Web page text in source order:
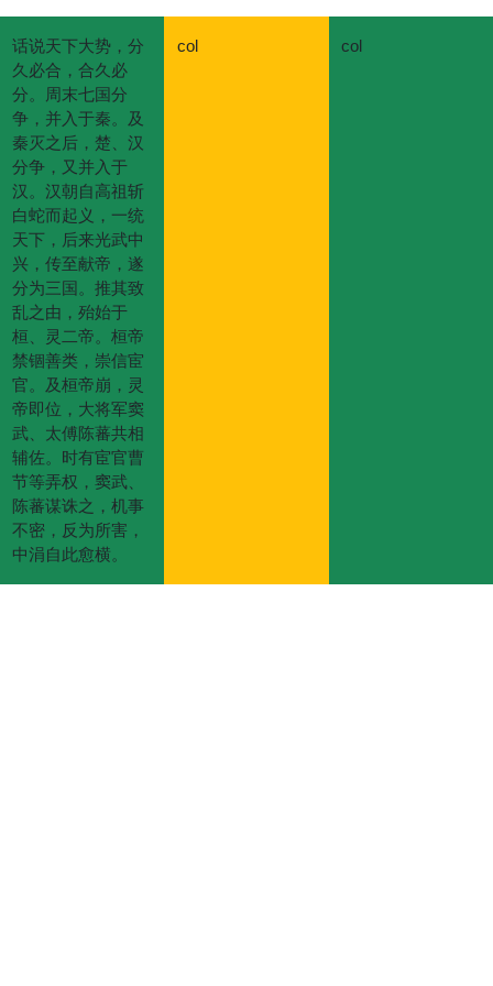
话说天下大势，分
久必合，合久必
分。周末七国分
争，并入于秦。及
秦灭之后，楚、汉
分争，又并入于
汉。汉朝自高祖斩
白蛇而起义，一统
天下，后来光武中
兴，传至献帝，遂
分为三国。推其致
乱之由，殆始于
桓、灵二帝。桓帝
禁锢善类，崇信宦
官。及桓帝崩，灵
帝即位，大将军窦
武、太傅陈蕃共相
辅佐。时有宦官曹
节等弄权，窦武、
陈蕃谋诛之，机事
不密，反为所害，
中涓自此愈横。
col col